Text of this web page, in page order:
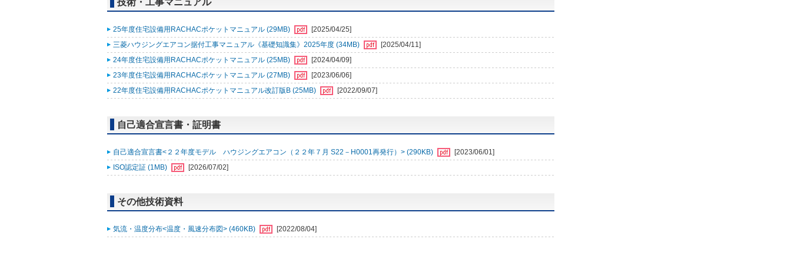
技術・工事マニュアル
25年度住宅設備用RACHACポケットマニュアル (29MB)
[2025/04/25]
三菱ハウジングエアコン据付工事マニュアル《基礎知識集》2025年度 (34MB)
[2025/04/11]
24年度住宅設備用RACHACポケットマニュアル (25MB)
[2024/04/09]
23年度住宅設備用RACHACポケットマニュアル (27MB)
[2023/06/06]
22年度住宅設備用RACHACポケットマニュアル改訂版B (25MB)
[2022/09/07]
自己適合宣言書・証明書
自己適合宣言書<２２年度モデル ハウジングエアコン（２２年７月 S22－H0001再発行）> (290KB)
[2023/06/01]
ISO認定証 (1MB)
[2026/07/02]
その他技術資料
気流・温度分布<温度・風速分布図> (460KB) [2022/08/04]